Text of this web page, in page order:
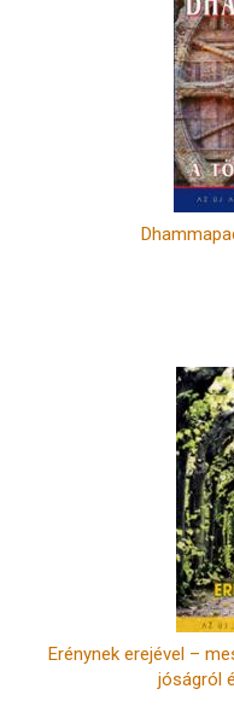
Erénynek erejével –
jóságról